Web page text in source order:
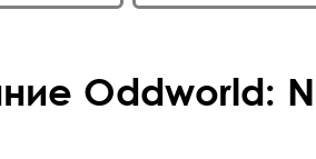
Oddworld: